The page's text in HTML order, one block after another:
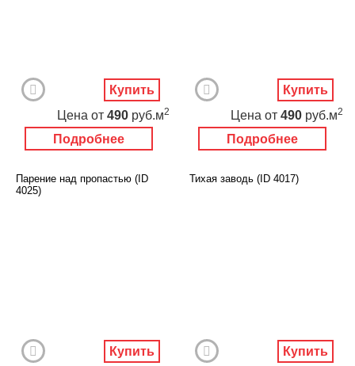
Подробнее
Цена от 490 руб.м2
Купить
Подробнее
Цена от 490 руб.м2
Купить
Парение над пропастью (ID
4025)
Купить
Тихая заводь (ID 4017)
Купить